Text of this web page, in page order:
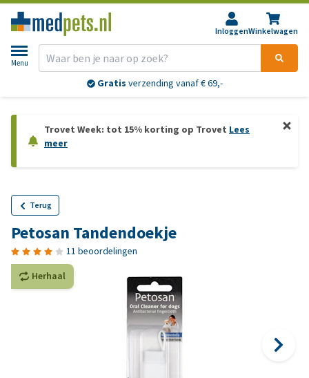
InloggenWinkelwagen
Menu
Gratis verzending vanaf € 69,-
Trovet Week: tot 15% korting op Trovet Lees
meer
Terug
Petosan Tandendoekje
11 beoordelingen
Herhaal